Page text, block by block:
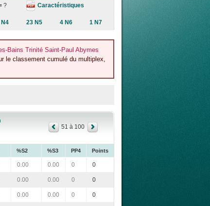
? Caractéristiques
23 N5 4 N6 1 N7
Bains Trinité Saint-Paul Abymes
le classement cumulé du multiplex,
51 à 100
%S2 %S3 PP4 Points
0.00 0.00 0 0
0.00 0.00 0 0
0.00 0.00 0 0